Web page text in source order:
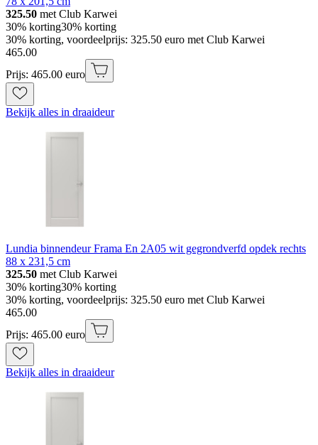
325.50 met Club Karwei
30% korting30% korting
30% korting, voordeelprijs: 325.50 euro met Club Karwei
465.00
Prijs: 465.00 euro
Bekijk alles in draaideur
Lundia binnendeur Frama En 2A05 wit gegrondverfd opdek rechts
88 x 231,5 cm
325.50 met Club Karwei
30% korting30% korting
30% korting, voordeelprijs: 325.50 euro met Club Karwei
465.00
Prijs: 465.00 euro
Bekijk alles in draaideur